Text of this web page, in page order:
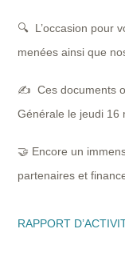
🔍 L’occasion pour
menées ainsi que
✍️ Ces documents
Générale le jeudi 16
🤝 Encore un
partenaires et
RAPPORT